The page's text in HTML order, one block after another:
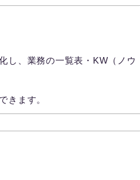
し、業務の一覧表・KW（ノウ
きます。